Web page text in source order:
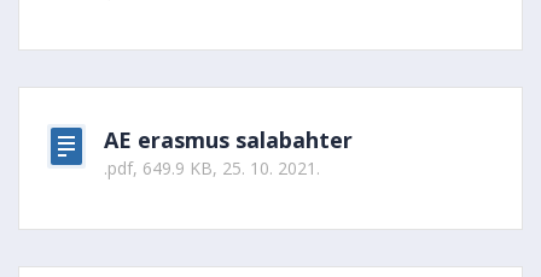
AE erasmus salabahter
.pdf, 649.9 KB, 25. 10. 2021.